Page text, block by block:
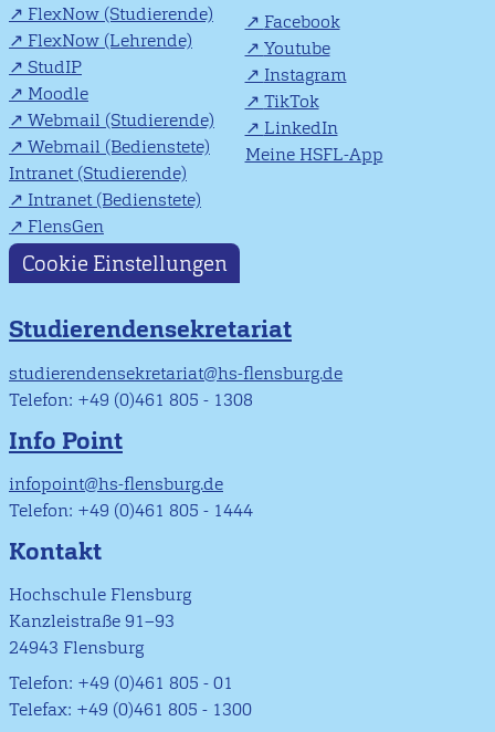
FlexNow (Studierende)
FlexNow (Lehrende)
StudIP
Moodle
Webmail (Studierende)
Webmail (Bedienstete)
Intranet (Studierende)
Intranet (Bedienstete)
FlensGen
Facebook
Youtube
Instagram
TikTok
LinkedIn
Meine HSFL-App
Cookie Einstellungen
Studierendensekretariat
studierendensekretariat@hs-flensburg.de
Telefon: +49 (0)461 805 - 1308
Info Point
infopoint@hs-flensburg.de
Telefon: +49 (0)461 805 - 1444
Kontakt
Hochschule Flensburg
Kanzleistraße 91–93
24943 Flensburg
Telefon: +49 (0)461 805 - 01
Telefax: +49 (0)461 805 - 1300